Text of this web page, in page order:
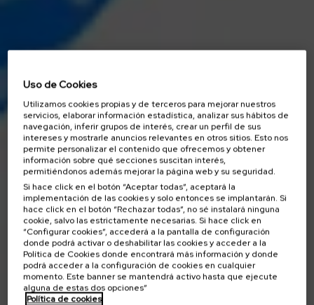
Uso de Cookies
Utilizamos cookies propias y de terceros para mejorar nuestros
servicios, elaborar información estadística, analizar sus hábitos de
navegación, inferir grupos de interés, crear un perfil de sus
intereses y mostrarle anuncios relevantes en otros sitios. Esto nos
permite personalizar el contenido que ofrecemos y obtener
información sobre qué secciones suscitan interés,
permitiéndonos además mejorar la página web y su seguridad.
Si hace click en el botón “Aceptar todas”, aceptará la
implementación de las cookies y solo entonces se implantarán. Si
hace click en el botón “Rechazar todas”, no sé instalará ninguna
cookie, salvo las estrictamente necesarias. Si hace click en
“Configurar cookies”, accederá a la pantalla de configuración
donde podrá activar o deshabilitar las cookies y acceder a la
Política de Cookies donde encontrará más información y donde
podrá acceder a la configuración de cookies en cualquier
momento. Este banner se mantendrá activo hasta que ejecute
alguna de estas dos opciones”
Política de cookies